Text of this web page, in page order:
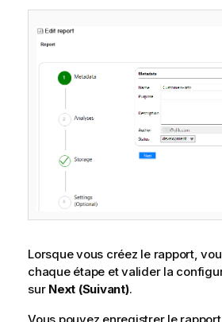
Lorsque vous créez le rapport,
chaque étape et valider la
sur Next (Suivant).
Vous pouvez enregistrer le